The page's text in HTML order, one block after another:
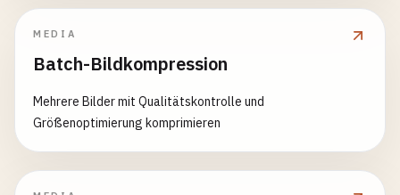
MEDIA
Batch-Bildkompression
Mehrere Bilder mit Qualitätskontrolle und
Größenoptimierung komprimieren